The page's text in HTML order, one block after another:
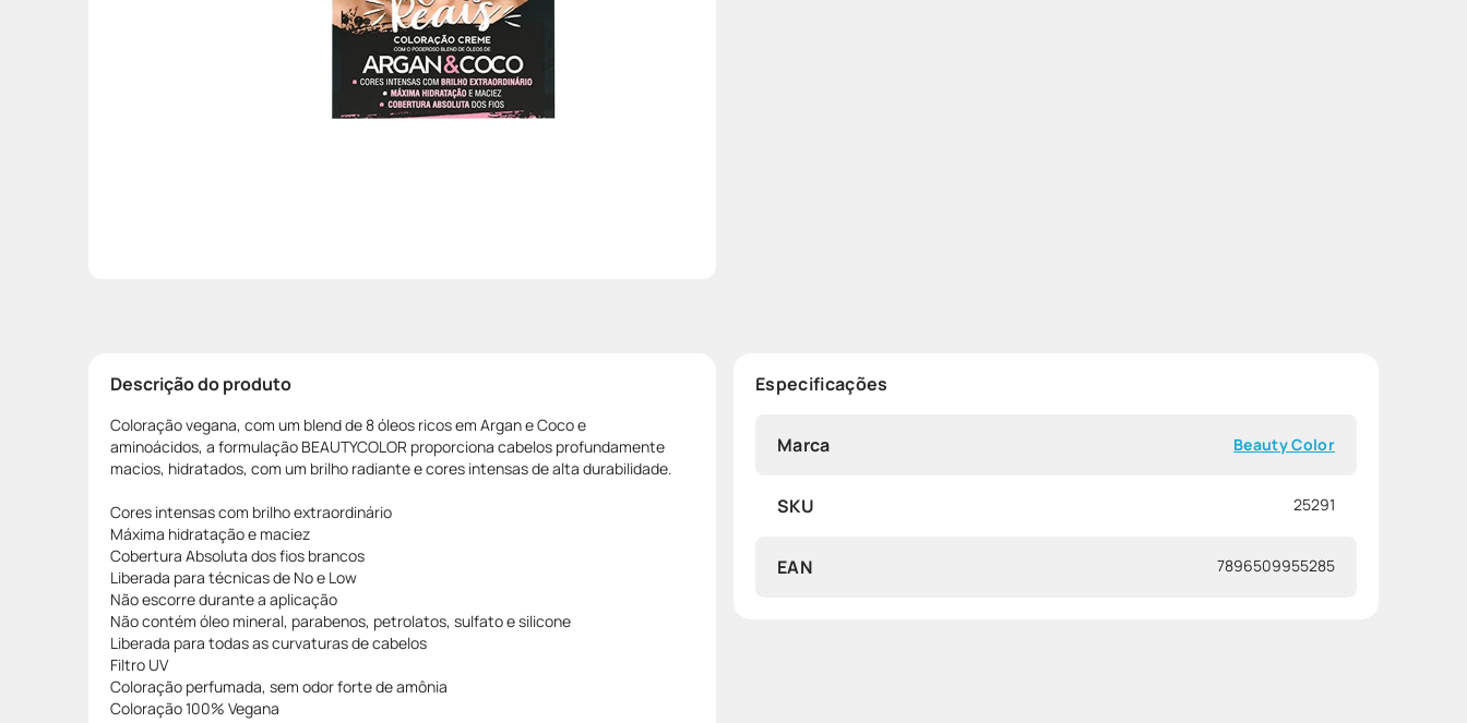
Descrição do produto
Coloração vegana, com um blend de 8 óleos ricos em Argan e Coco e
aminoácidos, a formulação BEAUTYCOLOR proporciona cabelos profundamente
macios, hidratados, com um brilho radiante e cores intensas de alta durabilidade.
Cores intensas com brilho extraordinário
Máxima hidratação e maciez
Cobertura Absoluta dos fios brancos
Liberada para técnicas de No e Low
Não escorre durante a aplicação
Não contém óleo mineral, parabenos, petrolatos, sulfato e silicone
Liberada para todas as curvaturas de cabelos
Filtro UV
Coloração perfumada, sem odor forte de amônia
Coloração 100% Vegana
Especificações
Marca Beauty Color
SKU 25291
EAN 7896509955285